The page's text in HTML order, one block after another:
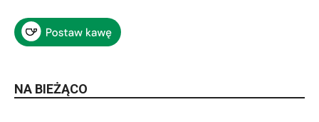
NA BIEŻĄCO